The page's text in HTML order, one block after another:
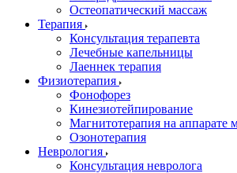
Остеопатический массаж
Терапия
Консультация терапевта
Лечебные капельницы
Лаеннек терапия
Физиотерапия
Фонофорез
Кинезиотейпирование
Магнитотерапия на аппарате
Озонотерапия
Неврология
Консультация невролога